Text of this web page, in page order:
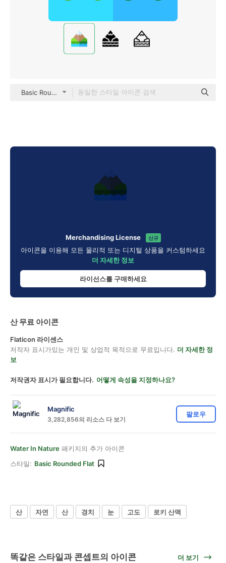
Basic Rounded Flat
Merchandising License 신규
아이콘을 이용해 모든 물리적 또는 디지털 상품을 커스텀하세요
더 자세한 정보
라이선스를 구매하세요
산 무료 아이콘
Flaticon 라이센스
저작자 표시가있는 개인 및 상업적 목적으로 무료입니다. 더 자세한 정
보
저작권자 표시가 필요합니다. 어떻게 속성을 지정하나요?
Magnific
3,282,856의 리소스 다 보기
팔로우
Water In Nature 패키지의 추가 아이콘
스타일: Basic Rounded Flat
산 자연 산 경치 눈 고도 로키 산맥
똑같은 스타일과 콘셉트의 아이콘 더 보기